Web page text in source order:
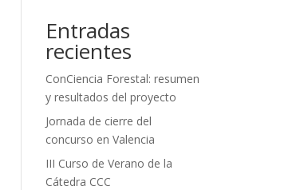
Entradas
recientes
ConCiencia Forestal: resumen
y resultados del proyecto
Jornada de cierre del
concurso en Valencia
III Curso de Verano de la
Cátedra CCC